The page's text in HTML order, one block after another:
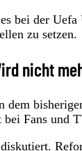
bei der
zu setzen.
nicht
dem
Fans und